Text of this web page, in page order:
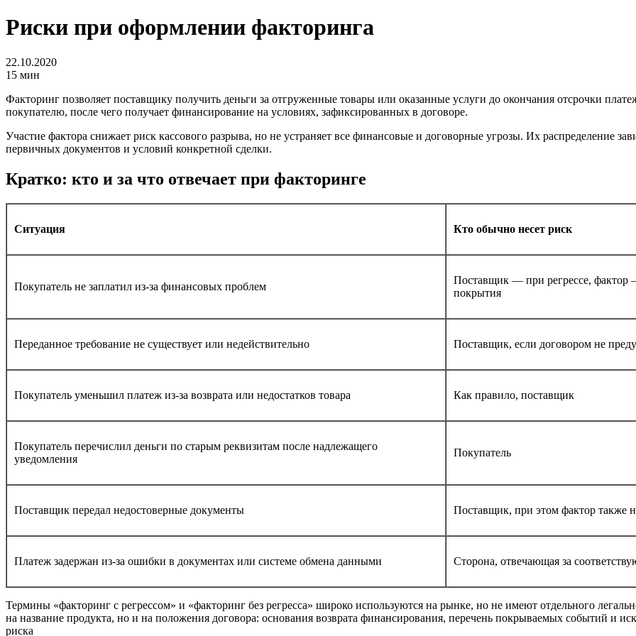
Риски при оформлении факторинга
22.10.2020
15 мин
Факторинг позволяет поставщику получить деньги за отгруженные товары или оказанные услуги до окончания отсрочки
покупателю, после чего получает финансирование на условиях, зафиксированных в договоре.
Участие фактора снижает риск кассового разрыва, но не устраняет все финансовые и договорные угрозы. Их распределение
первичных документов и условий конкретной сделки.
Кратко: кто и за что отвечает при факторинге
Ситуация Кто обычно несет риск
Покупатель не заплатил из-за финансовых проблем
Поставщик — при регрессе, фактор
покрытия
Переданное требование не существует или недействительно Поставщик, если договором не
Покупатель уменьшил платеж из-за возврата или недостатков товара Как правило, поставщик
Покупатель перечислил деньги по старым реквизитам после надлежащего
уведомления
Покупатель
Поставщик передал недостоверные документы Поставщик, при этом фактор также
Платеж задержан из-за ошибки в документах или системе обмена данными Сторона, отвечающая за
Термины «факторинг с регрессом» и «факторинг без регресса» широко используются на рынке, но не имеют отдельного
на название продукта, но и на положения договора: основания возврата финансирования, перечень покрываемых событий и
риска